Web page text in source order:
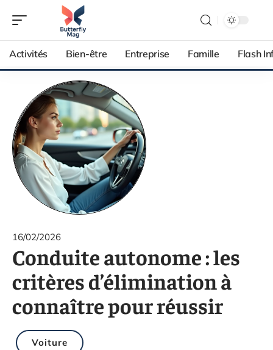
Activités Bien-être Entreprise Famille Flash
16/02/2026
Conduite autonome : les
critères d’élimination à
connaître pour réussir
Voiture